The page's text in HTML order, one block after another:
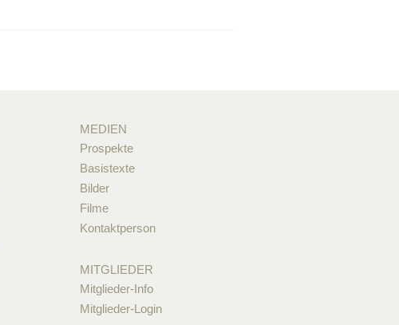
MEDIEN
Prospekte
Basistexte
Bilder
Filme
Kontaktperson
MITGLIEDER
Mitglieder-Info
Mitglieder-Login